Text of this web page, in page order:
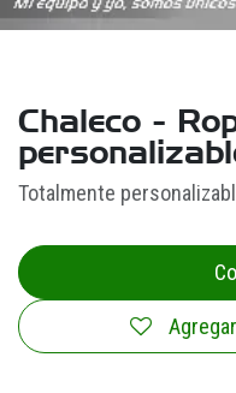
Chaleco -
Totalmente